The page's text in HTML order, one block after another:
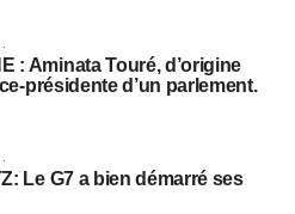
: Aminata Touré, d’origine
présidente d’un parlement.
Le G7 a bien démarré ses